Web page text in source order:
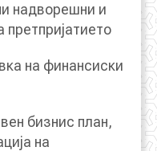
надворешни и
на финансиски
бизнис план,
на